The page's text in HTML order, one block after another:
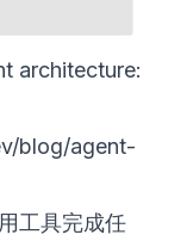
architecture:
blog/agent-
工具完成任